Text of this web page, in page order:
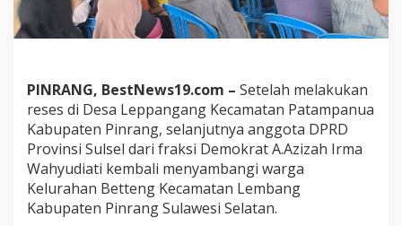
2
2
0
2
3
,
A
.
A
i
PINRANG, BestNews19.com – Setelah melakukan
reses di Desa Leppangang Kecamatan Patampanua
Kabupaten Pinrang, selanjutnya anggota DPRD
Provinsi Sulsel dari fraksi Demokrat A.Azizah Irma
Wahyudiati kembali menyambangi warga
Kelurahan Betteng Kecamatan Lembang
Kabupaten Pinrang Sulawesi Selatan.